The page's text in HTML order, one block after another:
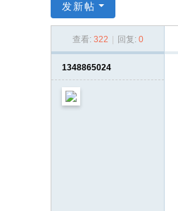
林
发新帖
查看: 322 回复: 0
1348865024